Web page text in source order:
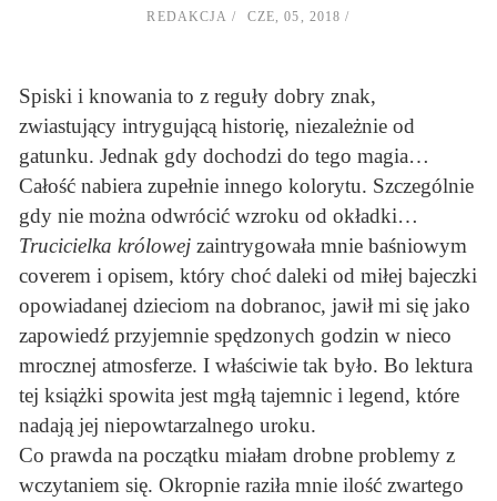
REDAKCJA CZE, 05, 2018
Spiski i knowania to z reguły dobry znak,
zwiastujący intrygującą historię, niezależnie od
gatunku. Jednak gdy dochodzi do tego magia…
Całość nabiera zupełnie innego kolorytu. Szczególnie
gdy nie można odwrócić wzroku od okładki…
Trucicielka królowejzaintrygowała mnie baśniowym
coverem i opisem, który choć daleki od miłej bajeczki
opowiadanej dzieciom na dobranoc, jawił mi się jako
zapowiedź przyjemnie spędzonych godzin w nieco
mrocznej atmosferze. I właściwie tak było. Bo lektura
tej książki spowita jest mgłą tajemnic i legend, które
nadają jej niepowtarzalnego uroku.
Co prawda na początku miałam drobne problemy z
wczytaniem się. Okropnie raziła mnie ilość zwartego